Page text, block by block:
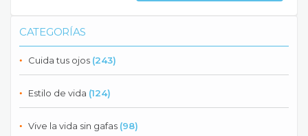
CATEGORÍAS
Cuida tus ojos (243)
Estilo de vida (124)
Vive la vida sin gafas (98)